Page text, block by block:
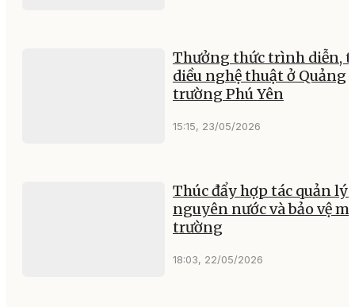
Thưởng thức trình diễn,
diều nghệ thuật ở Quảng
trường Phú Yên
15:15, 23/05/2026
Thúc đẩy hợp tác quản lý
nguyên nước và bảo vệ
trường
18:03, 22/05/2026